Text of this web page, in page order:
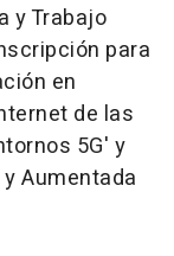
y Trabajo
para
en
de las
5G' y
Aumentada